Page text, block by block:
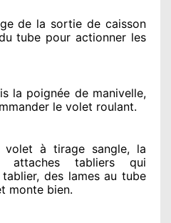
de la sortie de caisson
tube pour actionner les
la poignée de manivelle,
le volet roulant.
volet à tirage sangle, la
tabliers qui
des lames au tube
monte bien.